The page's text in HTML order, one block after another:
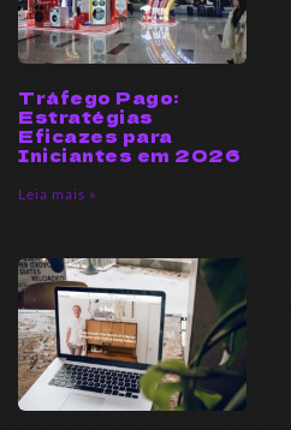
Tráfego Pago:
Estratégias
Eficazes para
Iniciantes em 2026
Leia mais »